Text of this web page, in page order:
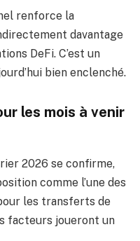
renforce la
davantage
DeFi. C’est un
bien enclenché.
les mois à venir
2026 se confirme,
comme l’une des
les transferts de
facteurs joueront un